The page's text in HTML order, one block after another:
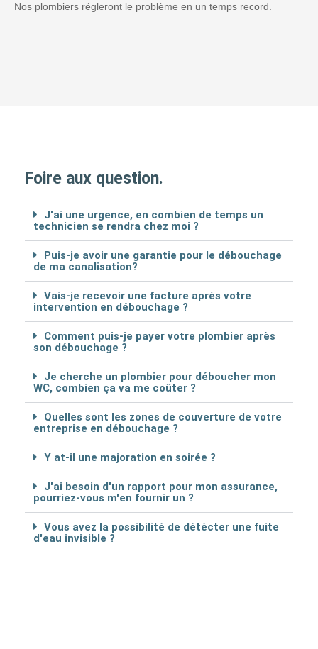
Nos plombiers régleront le problème en un temps record.
Foire aux question.
J'ai une urgence, en combien de temps un
technicien se rendra chez moi ?
Puis-je avoir une garantie pour le débouchage
de ma canalisation?
Vais-je recevoir une facture après votre
intervention en débouchage ?
Comment puis-je payer votre plombier après
son débouchage ?
Je cherche un plombier pour déboucher mon
WC, combien ça va me coûter ?
Quelles sont les zones de couverture de votre
entreprise en débouchage ?
Y at-il une majoration en soirée ?
J'ai besoin d'un rapport pour mon assurance,
pourriez-vous m'en fournir un ?
Vous avez la possibilité de détécter une fuite
d'eau invisible ?